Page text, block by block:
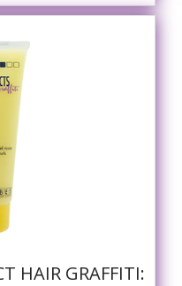
HAIR GRAFFITI: